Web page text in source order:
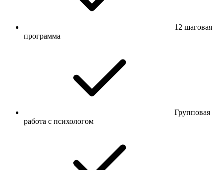
12 шаговая
программа
Групповая
работа с психологом